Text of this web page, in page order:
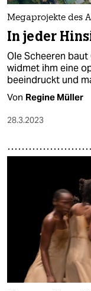
Megaprojekte des
In jeder
Ole Scheeren baut
widmet ihm eine
beeindruckt und
Von Regine Müller
28.3.2023